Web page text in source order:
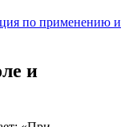
по применению и
и